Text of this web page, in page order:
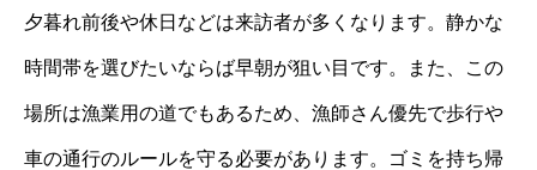
夕暮れ前後や休日などは来訪者が多くなります。静かな
時間帯を選びたいならば早朝が狙い目です。また、この
場所は漁業用の道でもあるため、漁師さん優先で歩行や
車の通行のルールを守る必要があります。ゴミを持ち帰